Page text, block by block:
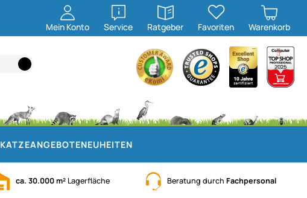
Mein Konto Service
öffnen
Ratgeber
öffnen
Favoriten Warenkorb
KATZEANGEBOTENEUHEITEN
ca. 30.000 m² Lagerfläche Beratung durch Fachpersonal